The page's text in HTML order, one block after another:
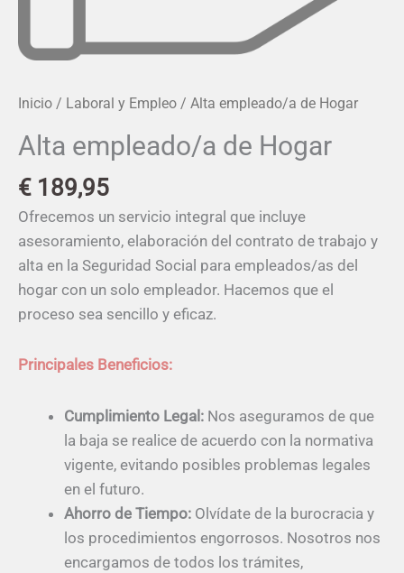
Inicio / Laboral y Empleo / Alta empleado/a de Hogar
Alta empleado/a de Hogar
€ 189,95
Ofrecemos un servicio integral que incluye
asesoramiento, elaboración del contrato de trabajo y
alta en la Seguridad Social para empleados/as del
hogar con un solo empleador. Hacemos que el
proceso sea sencillo y eficaz.
Principales Beneficios:
Cumplimiento Legal: Nos aseguramos de que
la baja se realice de acuerdo con la normativa
vigente, evitando posibles problemas legales
en el futuro.
Ahorro de Tiempo: Olvídate de la burocracia y
los procedimientos engorrosos. Nosotros nos
encargamos de todos los trámites,